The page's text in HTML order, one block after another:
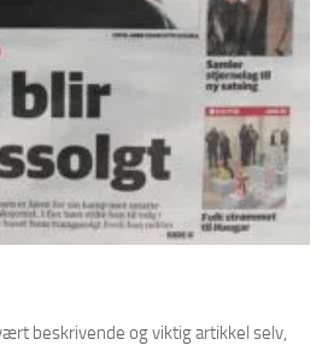
beskrivende og viktig artikkel selv,